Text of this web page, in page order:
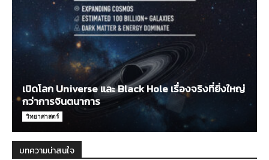
เปิดโลก Universe และ Black Hole เรื่องจริงที่ยิ่งใหญ่
กว่าการจินตนาการ
วิทยาศาสตร์
บทความน่าสนใจ